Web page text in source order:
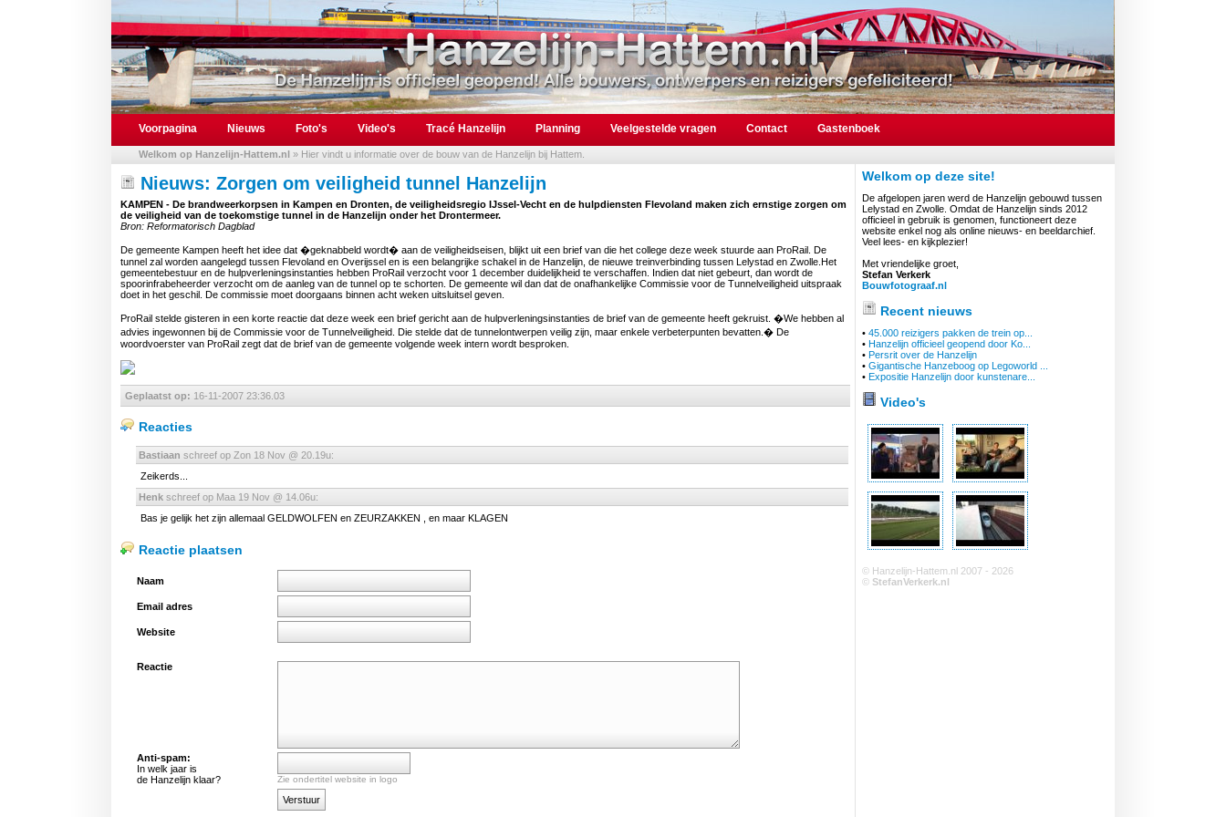
Voorpagina Nieuws Foto's Video's Tracé Hanzelijn Planning Veelgestelde vragen Contact Gastenboek
Welkom op Hanzelijn-Hattem.nl » Hier vindt u informatie over de bouw van de Hanzelijn bij Hattem.
Nieuws: Zorgen om veiligheid tunnel Hanzelijn
KAMPEN - De brandweerkorpsen in Kampen en Dronten, de veiligheidsregio IJssel-Vecht en de hulpdiensten Flevoland maken zich ernstige zorgen om
de veiligheid van de toekomstige tunnel in de Hanzelijn onder het Drontermeer.
Bron: Reformatorisch Dagblad
De gemeente Kampen heeft het idee dat �geknabbeld wordt� aan de veiligheidseisen, blijkt uit een brief van die het college deze week stuurde aan ProRail. De
tunnel zal worden aangelegd tussen Flevoland en Overijssel en is een belangrijke schakel in de Hanzelijn, de nieuwe treinverbinding tussen Lelystad en Zwolle.Het
gemeentebestuur en de hulpverleningsinstanties hebben ProRail verzocht voor 1 december duidelijkheid te verschaffen. Indien dat niet gebeurt, dan wordt de
spoorinfrabeheerder verzocht om de aanleg van de tunnel op te schorten. De gemeente wil dan dat de onafhankelijke Commissie voor de Tunnelveiligheid uitspraak
doet in het geschil. De commissie moet doorgaans binnen acht weken uitsluitsel geven.
ProRail stelde gisteren in een korte reactie dat deze week een brief gericht aan de hulpverleningsinstanties de brief van de gemeente heeft gekruist. �We hebben al
advies ingewonnen bij de Commissie voor de Tunnelveiligheid. Die stelde dat de tunnelontwerpen veilig zijn, maar enkele verbeterpunten bevatten.� De
woordvoerster van ProRail zegt dat de brief van de gemeente volgende week intern wordt besproken.
Geplaatst op: 16-11-2007 23:36.03
Reacties
Bastiaan schreef op Zon 18 Nov @ 20.19u:
Zeikerds...
Henk schreef op Maa 19 Nov @ 14.06u:
Bas je gelijk het zijn allemaal GELDWOLFEN en ZEURZAKKEN , en maar KLAGEN
Reactie plaatsen
Naam
Email adres
Website
Reactie
Anti-spam:
In welk jaar is
de Hanzelijn klaar?
Zie ondertitel website in logo
Welkom op deze site!
De afgelopen jaren werd de Hanzelijn gebouwd tussen
Lelystad en Zwolle. Omdat de Hanzelijn sinds 2012
officieel in gebruik is genomen, functioneert deze
website enkel nog als online nieuws- en beeldarchief.
Veel lees- en kijkplezier!
Met vriendelijke groet,
Stefan Verkerk
Bouwfotograaf.nl
Recent nieuws
• 45.000 reizigers pakken de trein op...
• Hanzelijn officieel geopend door Ko...
• Persrit over de Hanzelijn
• Gigantische Hanzeboog op Legoworld ...
• Expositie Hanzelijn door kunstenare...
Video's
© Hanzelijn-Hattem.nl 2007 - 2026
© StefanVerkerk.nl